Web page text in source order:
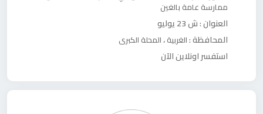
ممارسة عامة بالغين
العنوان :ش 23 يوليو
المحافظة :الغربية،المحلة الكبرى
استفسر اونلاين الآن